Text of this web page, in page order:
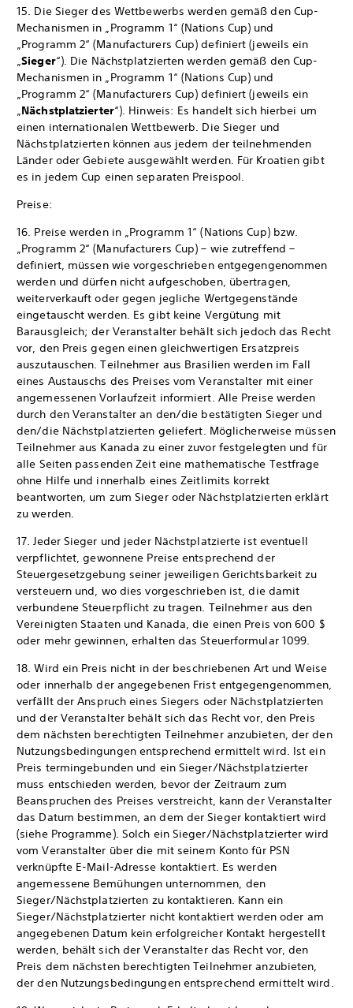
15. Die Sieger des Wettbewerbs werden gemäß den Cup-
Mechanismen in „Programm 1“ (Nations Cup) und
„Programm 2“ (Manufacturers Cup) definiert (jeweils ein
„Sieger“). Die Nächstplatzierten werden gemäß den Cup-
Mechanismen in „Programm 1“ (Nations Cup) und
„Programm 2“ (Manufacturers Cup) definiert (jeweils ein
„Nächstplatzierter“). Hinweis: Es handelt sich hierbei um
einen internationalen Wettbewerb. Die Sieger und
Nächstplatzierten können aus jedem der teilnehmenden
Länder oder Gebiete ausgewählt werden. Für Kroatien gibt
es in jedem Cup einen separaten Preispool.
Preise:
16. Preise werden in „Programm 1“ (Nations Cup) bzw.
„Programm 2“ (Manufacturers Cup) – wie zutreffend –
definiert, müssen wie vorgeschrieben entgegengenommen
werden und dürfen nicht aufgeschoben, übertragen,
weiterverkauft oder gegen jegliche Wertgegenstände
eingetauscht werden. Es gibt keine Vergütung mit
Barausgleich; der Veranstalter behält sich jedoch das Recht
vor, den Preis gegen einen gleichwertigen Ersatzpreis
auszutauschen. Teilnehmer aus Brasilien werden im Fall
eines Austauschs des Preises vom Veranstalter mit einer
angemessenen Vorlaufzeit informiert. Alle Preise werden
durch den Veranstalter an den/die bestätigten Sieger und
den/die Nächstplatzierten geliefert. Möglicherweise müssen
Teilnehmer aus Kanada zu einer zuvor festgelegten und für
alle Seiten passenden Zeit eine mathematische Testfrage
ohne Hilfe und innerhalb eines Zeitlimits korrekt
beantworten, um zum Sieger oder Nächstplatzierten erklärt
zu werden.
17. Jeder Sieger und jeder Nächstplatzierte ist eventuell
verpflichtet, gewonnene Preise entsprechend der
Steuergesetzgebung seiner jeweiligen Gerichtsbarkeit zu
versteuern und, wo dies vorgeschrieben ist, die damit
verbundene Steuerpflicht zu tragen. Teilnehmer aus den
Vereinigten Staaten und Kanada, die einen Preis von 600 $
oder mehr gewinnen, erhalten das Steuerformular 1099.
18. Wird ein Preis nicht in der beschriebenen Art und Weise
oder innerhalb der angegebenen Frist entgegengenommen,
verfällt der Anspruch eines Siegers oder Nächstplatzierten
und der Veranstalter behält sich das Recht vor, den Preis
dem nächsten berechtigten Teilnehmer anzubieten, der den
Nutzungsbedingungen entsprechend ermittelt wird. Ist ein
Preis termingebunden und ein Sieger/Nächstplatzierter
muss entschieden werden, bevor der Zeitraum zum
Beanspruchen des Preises verstreicht, kann der Veranstalter
das Datum bestimmen, an dem der Sieger kontaktiert wird
(siehe Programme). Solch ein Sieger/Nächstplatzierter wird
vom Veranstalter über die mit seinem Konto für PSN
verknüpfte E-Mail-Adresse kontaktiert. Es werden
angemessene Bemühungen unternommen, den
Sieger/Nächstplatzierten zu kontaktieren. Kann ein
Sieger/Nächstplatzierter nicht kontaktiert werden oder am
angegebenen Datum kein erfolgreicher Kontakt hergestellt
werden, behält sich der Veranstalter das Recht vor, den
Preis dem nächsten berechtigten Teilnehmer anzubieten,
der den Nutzungsbedingungen entsprechend ermittelt wird.